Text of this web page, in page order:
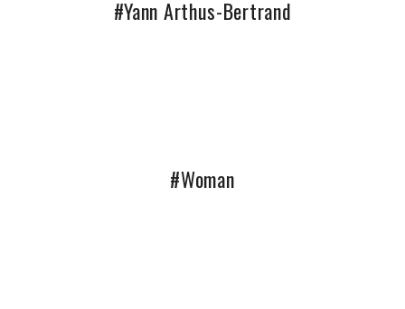
#Yann Arthus-Bertrand
#Woman